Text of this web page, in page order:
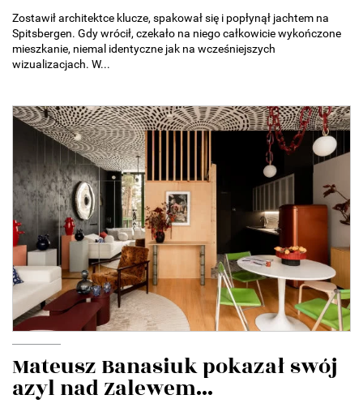
Zostawił architektce klucze, spakował się i popłynął jachtem na
Spitsbergen. Gdy wrócił, czekało na niego całkowicie wykończone
mieszkanie, niemal identyczne jak na wcześniejszych
wizualizacjach. W...
Mateusz Banasiuk pokazał swój
azyl nad Zalewem...